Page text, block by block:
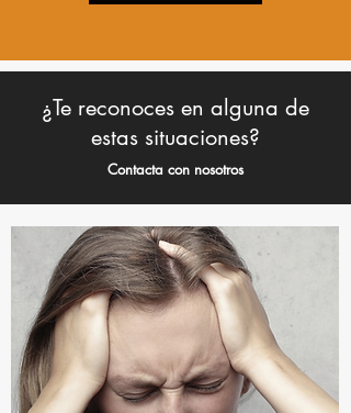
¿Te reconoces en alguna de
estas situaciones?
Contacta con nosotros